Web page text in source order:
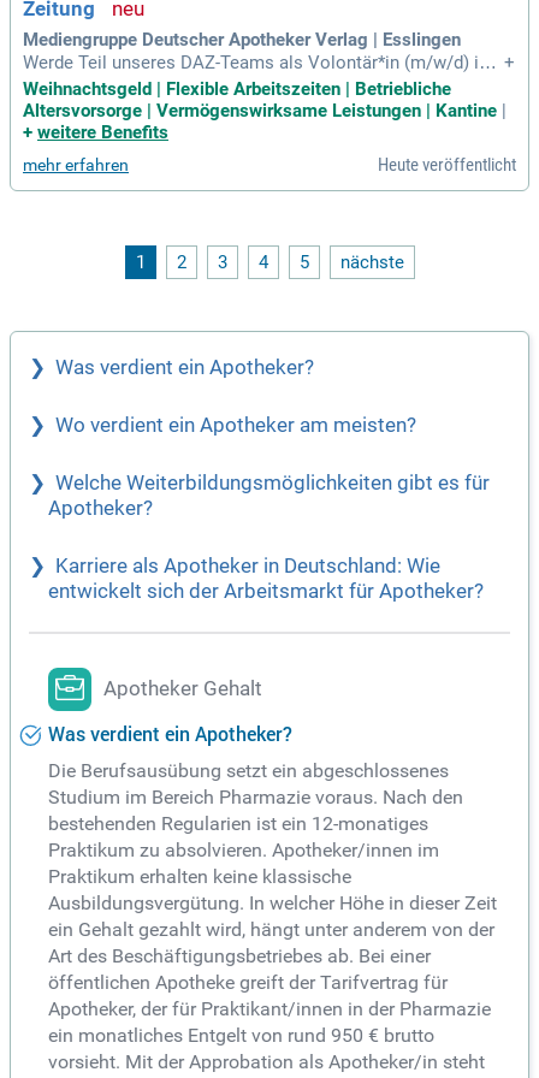
Zeitung
Mediengruppe Deutscher Apotheker Verlag | Esslingen
Werde Teil unseres DAZ-Teams als Volontär*in (m/w/d) in S
tuttgart! Ab dem 1. Oktober 2026 bieten wir eine befristete V
ollzeitstelle für 24 Monate. Du erhältst wertvolle Einblicke i
n die Redaktionsarbeit der Deutschen Apotheker Zeitung. In
Online-Kanäle zu verfassen. Zudem entscheidest du über Th
emenauswahl und Literaturrecherche, um Inhalte verständlic
+
Weihnachtsgeld | Flexible Arbeitszeiten | Betriebliche
Altersvorsorge | Vermögenswirksame Leistungen | Kantine |
+ weitere Benefits
mehr erfahren Heute veröffentlicht
1 2 3 4 5 nächste
Was verdient ein Apotheker?
Wo verdient ein Apotheker am meisten?
Welche Weiterbildungsmöglichkeiten gibt es für
Apotheker?
Karriere als Apotheker in Deutschland: Wie
entwickelt sich der Arbeitsmarkt für Apotheker?
Apotheker Gehalt
Was verdient ein Apotheker?
Die Berufsausübung setzt ein abgeschlossenes
Studium im Bereich Pharmazie voraus. Nach den
bestehenden Regularien ist ein 12-monatiges
Praktikum zu absolvieren. Apotheker/innen im
Praktikum erhalten keine klassische
Ausbildungsvergütung. In welcher Höhe in dieser Zeit
ein Gehalt gezahlt wird, hängt unter anderem von der
Art des Beschäftigungsbetriebes ab. Bei einer
öffentlichen Apotheke greift der Tarifvertrag für
Apotheker, der für Praktikant/innen in der Pharmazie
ein monatliches Entgelt von rund 950 € brutto
vorsieht. Mit der Approbation als Apotheker/in steht